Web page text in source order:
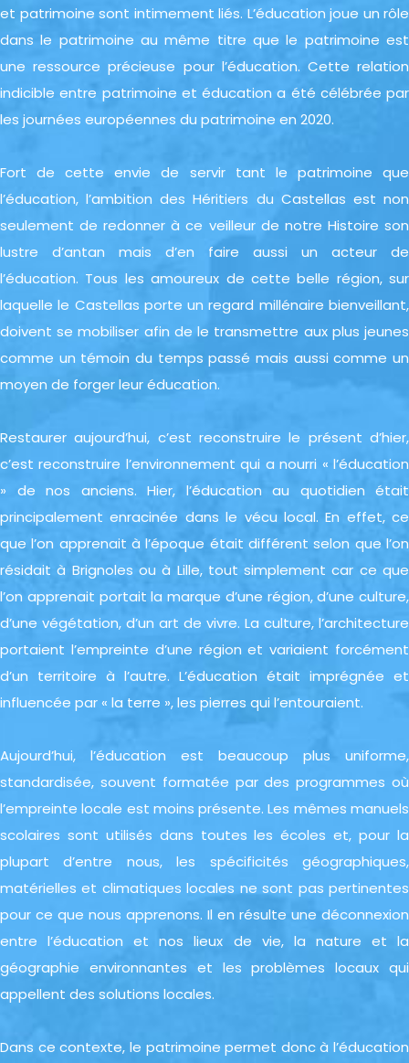
et patrimoine sont intimement liés. L’éducation joue un rôle
dans le patrimoine au même titre que le patrimoine est
une ressource précieuse pour l’éducation. Cette relation
indicible entre patrimoine et éducation a été célébrée par
les journées européennes du patrimoine en 2020.
Fort de cette envie de servir tant le patrimoine que
l’éducation, l’ambition des Héritiers du Castellas est non
seulement de redonner à ce veilleur de notre Histoire son
lustre d’antan mais d’en faire aussi un acteur de
l’éducation. Tous les amoureux de cette belle région, sur
laquelle le Castellas porte un regard millénaire bienveillant,
doivent se mobiliser afin de le transmettre aux plus jeunes
comme un témoin du temps passé mais aussi comme un
moyen de forger leur éducation.
Restaurer aujourd’hui, c’est reconstruire le présent d’hier,
c’est reconstruire l’environnement qui a nourri « l’éducation
» de nos anciens. Hier, l’éducation au quotidien était
principalement enracinée dans le vécu local. En effet, ce
que l’on apprenait à l’époque était différent selon que l’on
résidait à Brignoles ou à Lille, tout simplement car ce que
l’on apprenait portait la marque d’une région, d’une culture,
d’une végétation, d’un art de vivre. La culture, l’architecture
portaient l’empreinte d’une région et variaient forcément
d’un territoire à l’autre. L’éducation était imprégnée et
influencée par « la terre », les pierres qui l’entouraient.
Aujourd’hui, l’éducation est beaucoup plus uniforme,
standardisée, souvent formatée par des programmes où
l’empreinte locale est moins présente. Les mêmes manuels
scolaires sont utilisés dans toutes les écoles et, pour la
plupart d’entre nous, les spécificités géographiques,
matérielles et climatiques locales ne sont pas pertinentes
pour ce que nous apprenons. Il en résulte une déconnexion
entre l’éducation et nos lieux de vie, la nature et la
géographie environnantes et les problèmes locaux qui
appellent des solutions locales.
Dans ce contexte, le patrimoine permet donc à l’éducation